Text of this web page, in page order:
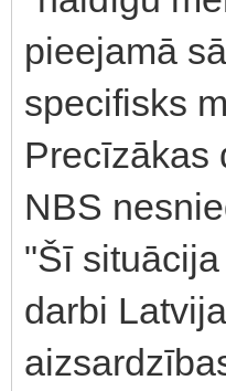
pieejamā
specifisks
Precīzākas
NBS
"Šī
darbi